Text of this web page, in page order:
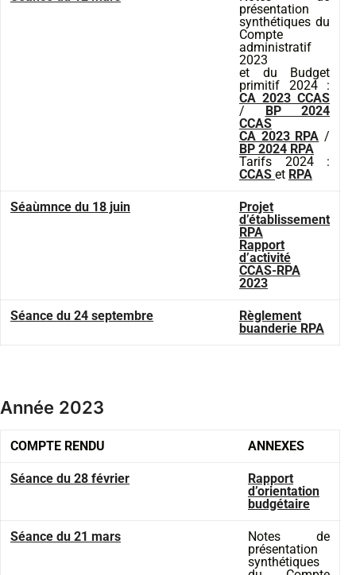
présentation
synthétiques du
Compte
administratif
2023
et du Budget
primitif 2024 :
CA 2023 CCAS
/ BP 2024
CCAS
CA 2023 RPA /
BP 2024 RPA
Tarifs 2024 :
CCAS et RPA
Séaùmnce du 18 juin
Projet
d’établissement
RPA
Rapport
d’activité
CCAS-RPA
2023
Séance du 24 septembre
Règlement
buanderie RPA
Année 2023
COMPTE RENDU ANNEXES
Séance du 28 février
Rapport
d’orientation
budgétaire
Séance du 21 mars
Notes de
présentation
synthétiques